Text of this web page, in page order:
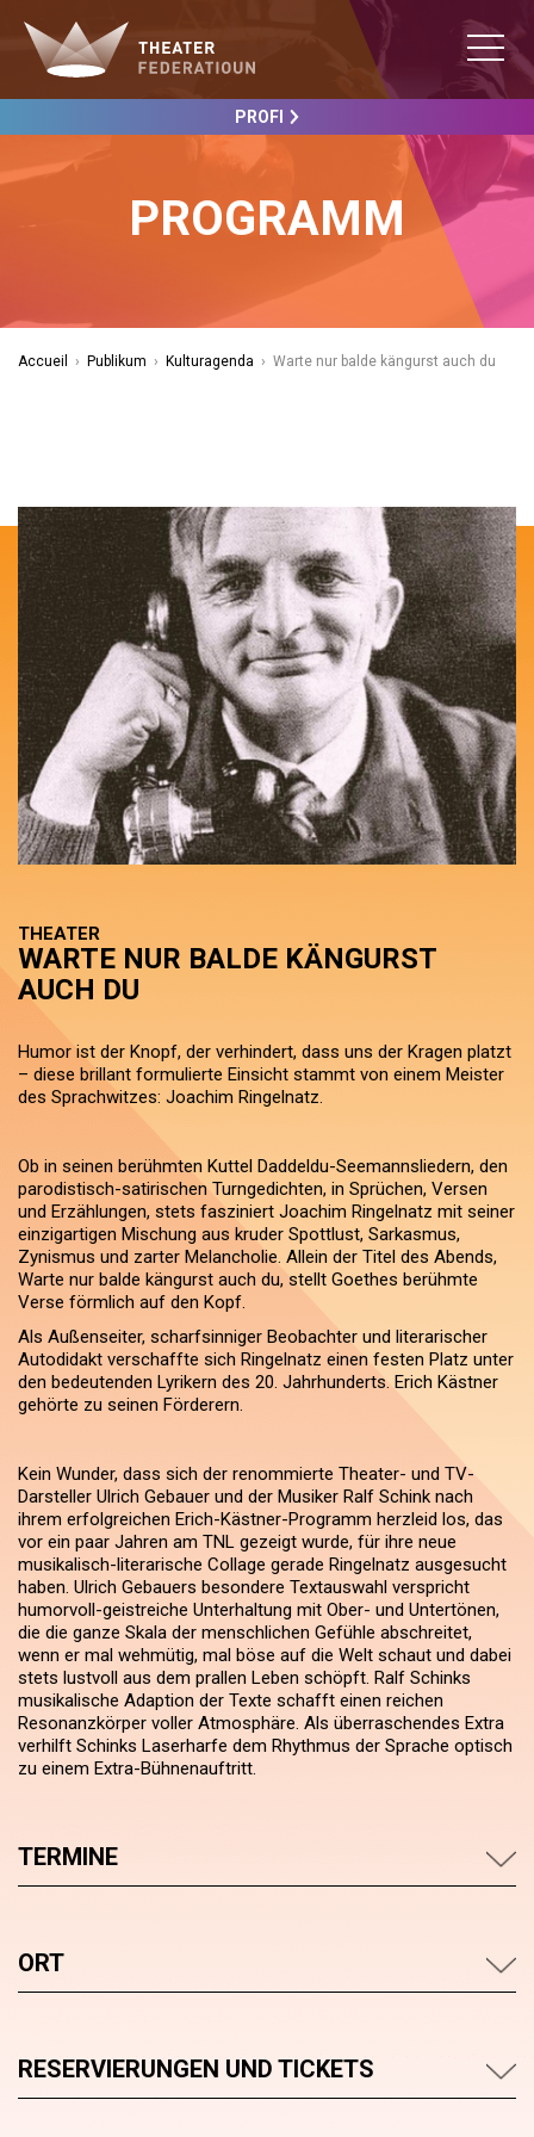
PROFI
PROGRAMM
Accueil › Publikum › Kulturagenda › Warte nur balde kängurst auch du
THEATER
WARTE NUR BALDE KÄNGURST
AUCH DU
Humor ist der Knopf, der verhindert, dass uns der Kragen platzt
– diese brillant formulierte Einsicht stammt von einem Meister
des Sprachwitzes: Joachim Ringelnatz.
Ob in seinen berühmten Kuttel Daddeldu-Seemannsliedern, den
parodistisch-satirischen Turngedichten, in Sprüchen, Versen
und Erzählungen, stets fasziniert Joachim Ringelnatz mit seiner
einzigartigen Mischung aus kruder Spottlust, Sarkasmus,
Zynismus und zarter Melancholie. Allein der Titel des Abends,
Warte nur balde kängurst auch du, stellt Goethes berühmte
Verse förmlich auf den Kopf.
Als Außenseiter, scharfsinniger Beobachter und literarischer
Autodidakt verschaffte sich Ringelnatz einen festen Platz unter
den bedeutenden Lyrikern des 20. Jahrhunderts. Erich Kästner
gehörte zu seinen Förderern.
Kein Wunder, dass sich der renommierte Theater- und TV-
Darsteller Ulrich Gebauer und der Musiker Ralf Schink nach
ihrem erfolgreichen Erich-Kästner-Programm herzleid los, das
vor ein paar Jahren am TNL gezeigt wurde, für ihre neue
musikalisch-literarische Collage gerade Ringelnatz ausgesucht
haben. Ulrich Gebauers besondere Textauswahl verspricht
humorvoll-geistreiche Unterhaltung mit Ober- und Untertönen,
die die ganze Skala der menschlichen Gefühle abschreitet,
wenn er mal wehmütig, mal böse auf die Welt schaut und dabei
stets lustvoll aus dem prallen Leben schöpft. Ralf Schinks
musikalische Adaption der Texte schafft einen reichen
Resonanzkörper voller Atmosphäre. Als überraschendes Extra
verhilft Schinks Laserharfe dem Rhythmus der Sprache optisch
zu einem Extra-Bühnenauftritt.
TERMINE
ORT
RESERVIERUNGEN UND TICKETS